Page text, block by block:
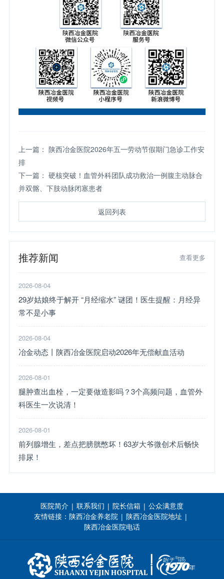
上一篇： 陕西冶金医院2026年五一劳动节假期门急诊工作安
排
下一篇： 硬核突破！血管外科团队成功救治一例腹主动脉合
并双髂、下肢动脉闭塞患者
返回列表
推荐新闻 查看更多
2026-08-04
29岁姑娘终于解开 “月经缩水” 谜团！医生提醒：月经异
常不是小事
2026-08-04
冶金动态丨陕西冶金医院启动2026年无偿献血活动
2026-08-01
腿肿查出血栓，一定要做造影吗？3个高频问题，血管外
科医生一次说清！
2026-08-01
前列腺增生，差点把膀胱憋坏！63岁大爷微创术后畅快
排尿！
医院简介 | 联系我们 | 院长信箱 | 公众满意度
友情链接： 陕西冶金养老院 | 陕西冶金医院地址 |
陕西冶金医院电话